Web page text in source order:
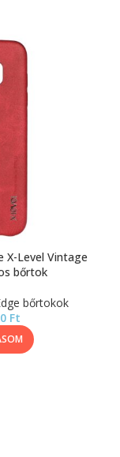
X-Level Vintage
bőrtok
bőrtokok
Ft